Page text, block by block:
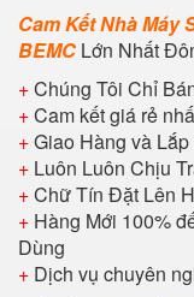
Cam Kết Nhà Máy
BEMC Lớn Nhất
+Chúng Tôi Chỉ
+Cam kết giá rẻ
+Giao Hàng và
+ Luôn Luôn Chịu
+Chữ Tín Đặt Lên
+ Hàng Mới 100%
Dùng
+ Dịch vụ chuyên